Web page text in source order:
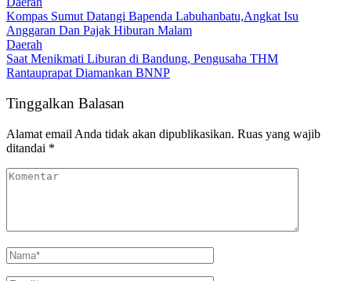
Kompas Sumut Datangi Bapenda Labuhanbatu,Angkat Isu
Anggaran Dan Pajak Hiburan Malam
Daerah
Saat Menikmati Liburan di Bandung, Pengusaha THM
Rantauprapat Diamankan BNNP
Tinggalkan Balasan
Alamat email Anda tidak akan dipublikasikan. Ruas yang wajib
ditandai *